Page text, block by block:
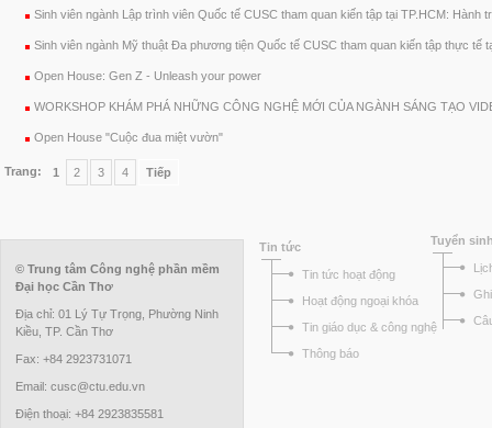
Sinh viên ngành Lập trình viên Quốc tế CUSC tham quan kiến tập tại TP.HCM: Hành
Sinh viên ngành Mỹ thuật Đa phương tiện Quốc tế CUSC tham quan kiến tập thực tế
Open House: Gen Z - Unleash your power
WORKSHOP KHÁM PHÁ NHỮNG CÔNG NGHỆ MỚI CỦA NGÀNH SÁNG TẠO
Open House "Cuộc đua miệt vườn"
Trang: 1 2 3 4 Tiếp
© Trung tâm Công nghệ phần mềm
Đại học Cần Thơ
Địa chỉ: 01 Lý Tự Trọng, Phường Ninh
Kiều, TP. Cần Thơ
Fax: +84 2923731071
Email: cusc@ctu.edu.vn
Điện thoại: +84 2923835581
Tin tức
Tin tức hoạt động
Hoạt động ngoại khóa
Tin giáo dục & công nghệ
Thông báo
Tuyển